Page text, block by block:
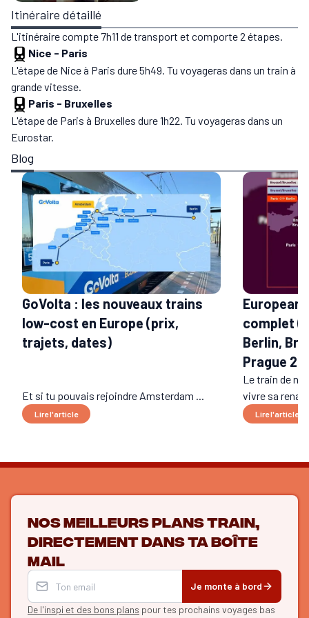
Itinéraire détaillé
L'itinéraire compte 7h11 de transport et comporte 2 étapes.
Nice - Paris
L'étape de Nice à Paris dure 5h49. Tu voyageras dans un train à
grande vitesse.
Paris - Bruxelles
L'étape de Paris à Bruxelles dure 1h22. Tu voyageras dans un
Eurostar.
Blog
GoVolta : les nouveaux trains
low-cost en Europe (prix,
trajets, dates)
Et si tu pouvais rejoindre Amsterdam ...
Lire l'article
European
complet
Berlin,
Prague
Le train de
vivre sa
Lire l'article
Nos meilleurs plans train,
directement dans ta boîte
mail
Je monte à bord
De l'inspi et des bons plans pour tes prochains voyages bas